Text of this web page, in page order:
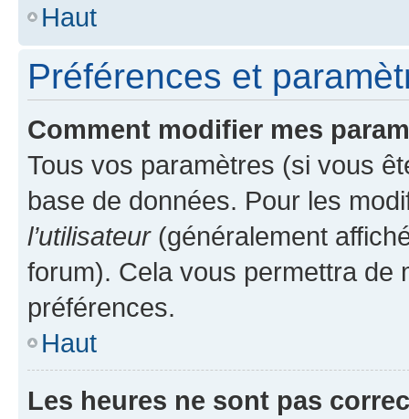
Haut
Préférences et
Comment modifier mes
Tous vos paramètres (si vous
base de données. Pour les
l’utilisateur(généralement
forum). Cela vous permettra de
préférences.
Haut
Les heures ne sont pas